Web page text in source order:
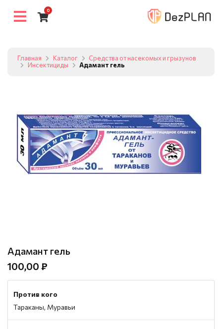
0
Главная Каталог
Средства от насекомых и грызунов
Инсектициды
Адамант гель
Адамант гель
100,00 ₽
Против кого
Тараканы, Муравьи